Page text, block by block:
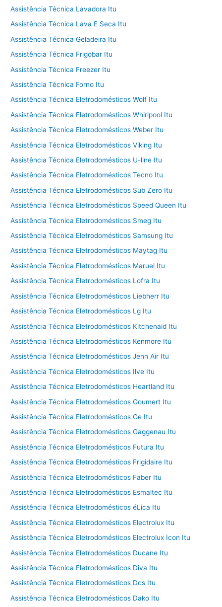
Assistência Técnica Lavadora Itu
Assistência Técnica Lava E Seca Itu
Assistência Técnica Geladeira Itu
Assistência Técnica Frigobar Itu
Assistência Técnica Freezer Itu
Assistência Técnica Forno Itu
Assistência Técnica Eletrodomésticos Wolf Itu
Assistência Técnica Eletrodomésticos Whirlpool Itu
Assistência Técnica Eletrodomésticos Weber Itu
Assistência Técnica Eletrodomésticos Viking Itu
Assistência Técnica Eletrodomésticos U-line Itu
Assistência Técnica Eletrodomésticos Tecno Itu
Assistência Técnica Eletrodomésticos Sub Zero Itu
Assistência Técnica Eletrodomésticos Speed Queen Itu
Assistência Técnica Eletrodomésticos Smeg Itu
Assistência Técnica Eletrodomésticos Samsung Itu
Assistência Técnica Eletrodomésticos Maytag Itu
Assistência Técnica Eletrodomésticos Maruel Itu
Assistência Técnica Eletrodomésticos Lofra Itu
Assistência Técnica Eletrodomésticos Liebherr Itu
Assistência Técnica Eletrodomésticos Lg Itu
Assistência Técnica Eletrodomésticos Kitchenaid Itu
Assistência Técnica Eletrodomésticos Kenmore Itu
Assistência Técnica Eletrodomésticos Jenn Air Itu
Assistência Técnica Eletrodomésticos Ilve Itu
Assistência Técnica Eletrodomésticos Heartland Itu
Assistência Técnica Eletrodomésticos Goumert Itu
Assistência Técnica Eletrodomésticos Ge Itu
Assistência Técnica Eletrodomésticos Gaggenau Itu
Assistência Técnica Eletrodomésticos Futura Itu
Assistência Técnica Eletrodomésticos Frigidaire Itu
Assistência Técnica Eletrodomésticos Faber Itu
Assistência Técnica Eletrodomésticos Esmaltec Itu
Assistência Técnica Eletrodomésticos éLica Itu
Assistência Técnica Eletrodomésticos Electrolux Itu
Assistência Técnica Eletrodomésticos Electrolux Icon Itu
Assistência Técnica Eletrodomésticos Ducane Itu
Assistência Técnica Eletrodomésticos Diva Itu
Assistência Técnica Eletrodomésticos Dcs Itu
Assistência Técnica Eletrodomésticos Dako Itu